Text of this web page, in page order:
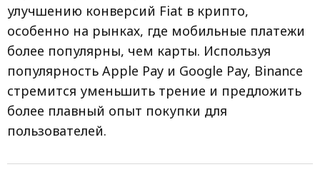
улучшению конверсий Fiat в крипто,
особенно на рынках, где мобильные платежи
более популярны, чем карты. Используя
популярность Apple Pay и Google Pay, Binance
стремится уменьшить трение и предложить
более плавный опыт покупки для
пользователей.